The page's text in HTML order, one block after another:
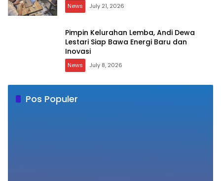
News July 21, 2026
Pimpin Kelurahan Lemba, Andi Dewa
Lestari Siap Bawa Energi Baru dan
Inovasi
News July 8, 2026
Pos Populer